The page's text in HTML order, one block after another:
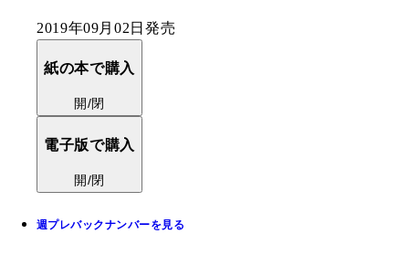
2019年09月02日発売
紙の本で購入
開/閉
電子版で購入
開/閉
週プレバックナンバーを見る